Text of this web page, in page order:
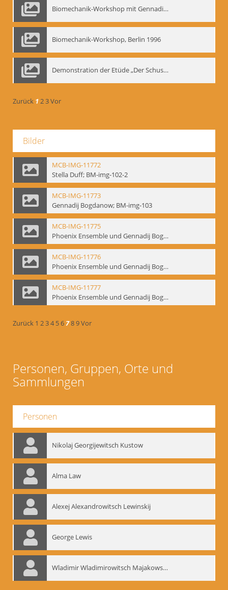
Biomechanik-Workshop mit Gennadij Nikolajewitsch Bogdanow im Mime Centrum Berlin, 1991
Biomechanik-Workshop, Berlin 1996
Demonstration der Etüde „Der Schuss mit dem Bogen“ durch Gennadij Nikolajewitsch Bogdanow, Berlin 1991
Zurück 123Vor
Bilder
MCB-IMG-11772
Stella Duff; BM-img-102-2
MCB-IMG-11773
Gennadij Bogdanow; BM-img-103
MCB-IMG-11775
Phoenix Ensemble und Gennadij Bogdanow; BM-img-105-1
MCB-IMG-11776
Phoenix Ensemble und Gennadij Bogdanow; BM-img-105-2
MCB-IMG-11777
Phoenix Ensemble und Gennadij Bogdanow; BM-img-105-3
Zurück 1 234 56789Vor
Personen, Gruppen, Orte und
Sammlungen
Personen
Nikolaj Georgijewitsch Kustow
Alma Law
Alexej Alexandrowitsch Lewinskij
George Lewis
Wladimir Wladimirowitsch Majakowskij